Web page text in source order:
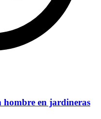
hombre en jardineras